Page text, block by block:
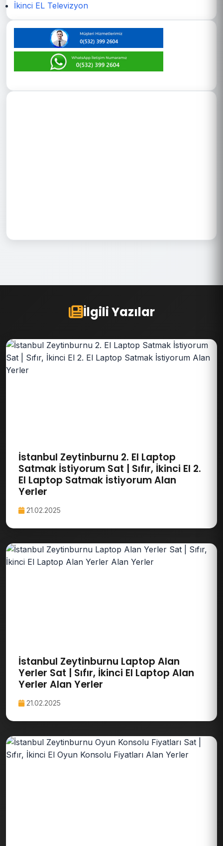
İkinci EL Televizyon
İlgili Yazılar
İstanbul Zeytinburnu 2. El Laptop
Satmak İstiyorum Sat | Sıfır, İkinci El 2.
El Laptop Satmak İstiyorum Alan
Yerler
21.02.2025
İstanbul Zeytinburnu Laptop Alan
Yerler Sat | Sıfır, İkinci El Laptop Alan
Yerler Alan Yerler
21.02.2025